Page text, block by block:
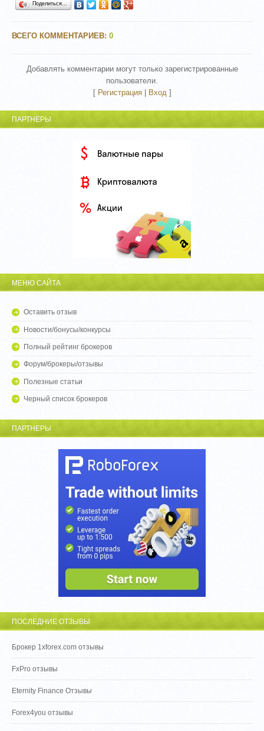
Поделиться…
ВСЕГО КОММЕНТАРИЕВ:0
Добавлять комментарии могут только зарегистрированные
пользователи.
[ Регистрация| Вход ]
ПАРТНЕРЫ
МЕНЮ САЙТА
Оставить отзыв
Новости/бонусы/конкурсы
Полный рейтинг брокеров
Форум/брокеры/отзывы
Полезные статьи
Черный список брокеров
ПАРТНЕРЫ
ПОСЛЕДНИЕ ОТЗЫВЫ
Брокер 1xforex.com отзывы
FxPro отзывы
Eternity Finance Отзывы
Forex4you отзывы